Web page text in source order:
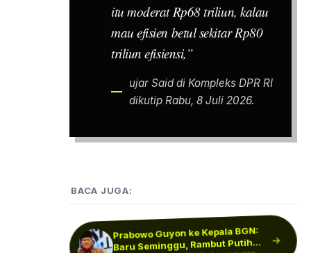
itu moderat Rp68 triliun, kalau
mau efisien betul sekitar Rp80
triliun efisiensi,”
ujar Said di Kompleks DPR RI
dikutip Rabu, 8 Juli 2026.
BACA JUGA:
Prabowo Guyon ke Kepala BGN:
Baru Seminggu, Rambut Putih
Ramai Isu Jabatan Wamenhan!
DPR Minta Publik Jangan
Kementerian HAM Minta Rumah